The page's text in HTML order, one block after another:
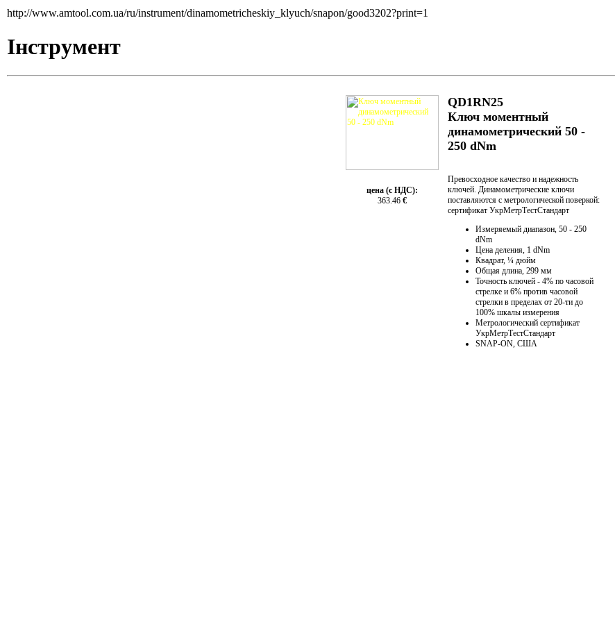
http://www.amtool.com.ua/ru/instrument/dinamometricheskiy_klyuch/snapon/good3202?print=1
Інструмент
цена (с НДС):
363.46 €
QD1RN25
Ключ моментный
динамометрический 50 -
250 dNm
Превосходное качество и надежность
ключей. Динамометрические ключи
поставляются с метрологической поверкой:
сертификат УкрМетрТестСтандарт
Измеряемый диапазон, 50 - 250
dNm
Цена деления, 1 dNm
Квадрат, ¼ дюйм
Общая длина, 299 мм
Точность ключей - 4% по часовой
стрелке и 6% против часовой
стрелки в пределах от 20-ти до
100% шкалы измерения
Метрологический сертификат
УкрМетрТестСтандарт
SNAP-ON, США